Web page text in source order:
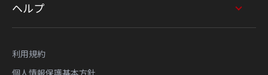
ヘルプ
利用規約
個人情報保護基本方針